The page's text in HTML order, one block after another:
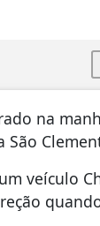
na
veículo